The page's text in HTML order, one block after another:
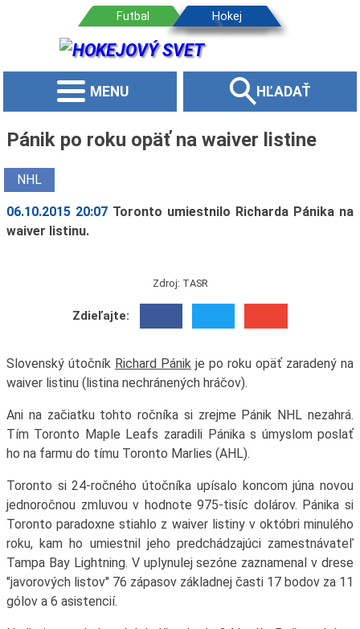
MENU HĽADAŤ
Pánik po roku opäť na waiver listine
NHL
06.10.2015 20:07 Toronto umiestnilo Richarda Pánika na
waiver listinu.
Zdroj: TASR
Zdieľajte:
Slovenský útočník Richard Pánik je po roku opäť zaradený na
waiver listinu (listina nechránených hráčov).
Ani na začiatku tohto ročníka si zrejme Pánik NHL nezahrá.
Tím Toronto Maple Leafs zaradili Pánika s úmyslom poslať
ho na farmu do tímu Toronto Marlies (AHL).
Toronto si 24-ročného útočníka upísalo koncom júna novou
jednoročnou zmluvou v hodnote 975-tisíc dolárov. Pánika si
Toronto paradoxne stiahlo z waiver listiny v októbri minulého
roku, kam ho umiestnil jeho predchádzajúci zamestnávateľ
Tampa Bay Lightning. V uplynulej sezóne zaznamenal v drese
"javorových listov" 76 zápasov základnej časti 17 bodov za 11
gólov a 6 asistencií.